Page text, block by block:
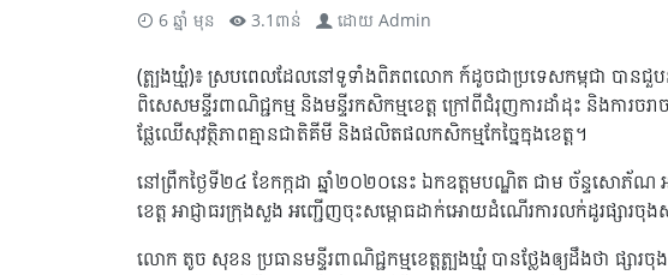
6 ឆ្នាំ មុន 3.1ពាន់ ដោយ Admin
(ត្បូងឃ្មុំ)៖ ស្របពេលដែលនៅទូទាំងពិភពលោក ក៍ដូចជាប្រទេសកម្ពុជា បានជួបនូ
ពិសេសមន្ទីរពាណិជ្ជកម្ម និងមន្ទីរកសិកម្មខេត្ត ក្រៅពីជំរុញការដាំដុះ និងការ
ផ្លែឈើសុវត្ថិភាពគ្មានជាតិគីមី និងផលិតផលកសិកម្មកែច្នៃក្នុងខេត្ត។
នៅព្រឹកថ្ងៃទី២៤ ខែកក្កដា ឆ្នាំ២០២០នេះ ឯកឧត្តមបណ្ឌិត ជាម ច័ន្ទសោភ័ណ
ខេត្ត អាជ្ញាធរក្រុងសួង អញ្ជើញចុះសម្ពោធដាក់អោយដំណើរការលក់ដូរផ្សារ
លោក តូច សុខន ប្រធានមន្ទីរពាណិជ្ជកម្មខេត្តត្បូងឃ្មុំ បានថ្លែងឲ្យដឹងថា ផ្សា